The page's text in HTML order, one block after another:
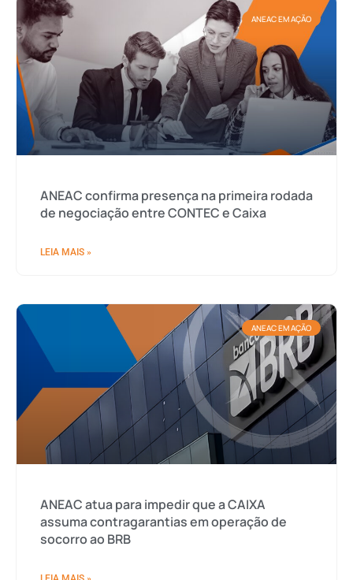
ANEAC EM AÇÃO
ANEAC confirma presença na primeira rodada
de negociação entre CONTEC e Caixa
LEIA MAIS »
ANEAC EM AÇÃO
ANEAC atua para impedir que a CAIXA
assuma contragarantias em operação de
socorro ao BRB